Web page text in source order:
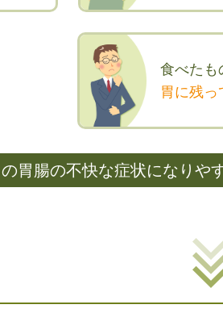
食べたも
胃に残っ
胃腸の不快な症状になりや